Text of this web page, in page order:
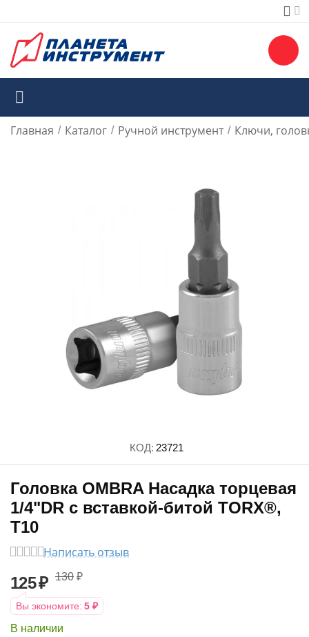
Главная / Каталог / Ручной инструмент / Ключи,
КОД: 23721
Головка OMBRA Насадка торцевая
1/4"DR с вставкой-битой TORX®,
T10
Написать отзыв
125₽ 130 ₽
Вы экономите: 5 ₽
В наличии